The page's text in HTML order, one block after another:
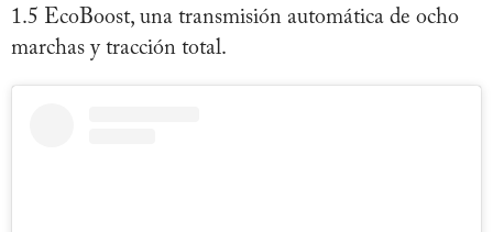
1.5 EcoBoost, una transmisión automática de ocho
marchas y tracción total.